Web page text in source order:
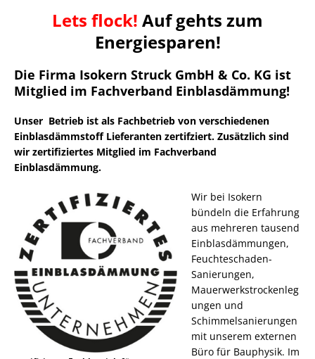
Lets flock! Auf gehts zum
Energiesparen!
Die Firma Isokern Struck GmbH & Co. KG ist
Mitglied im Fachverband Einblasdämmung!
Unser Betrieb ist als Fachbetrieb von verschiedenen
Einblasdämmstoff Lieferanten zertifziert. Zusätzlich sind
wir zertifiziertes Mitglied im Fachverband
Einblasdämmung.
Wir bei Isokern
bündeln die Erfahrung
aus mehreren tausend
Einblasdämmungen,
Feuchteschaden-
Sanierungen,
Mauerwerkstrockenleg
ungen und
Schimmelsanierungen
mit unserem externen
Büro für Bauphysik. Im